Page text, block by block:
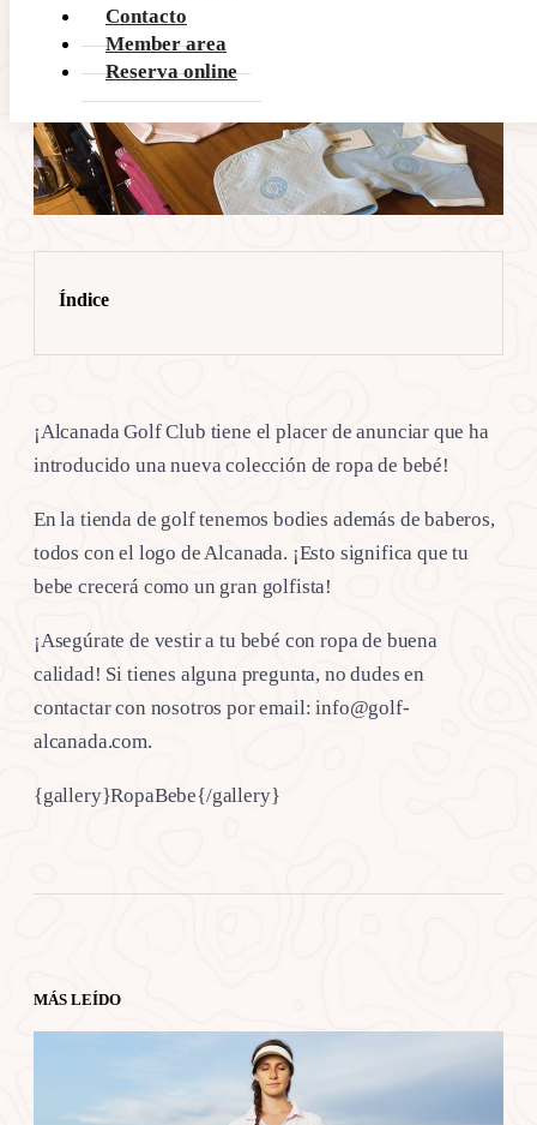
Contacto
Member area
Reserva online
Índice
¡Alcanada Golf Club tiene el placer de anunciar que ha
introducido una nueva colección de ropa de bebé!
En la tienda de golf tenemos bodies además de baberos,
todos con el logo de Alcanada. ¡Esto significa que tu
bebe crecerá como un gran golfista!
¡Asegúrate de vestir a tu bebé con ropa de buena
calidad! Si tienes alguna pregunta, no dudes en
contactar con nosotros por email: info@golf-
alcanada.com.
{gallery}RopaBebe{/gallery}
MÁS LEÍDO